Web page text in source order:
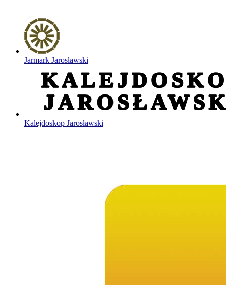
Jarmark Jarosławski
Kalejdoskop Jarosławski